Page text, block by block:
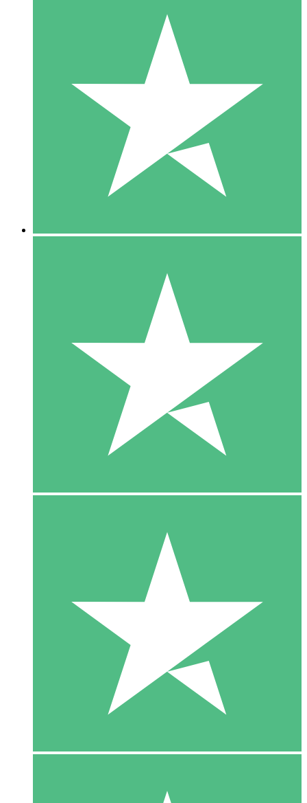
Individuella Kreditpaket
Betala per användning med nedladdningskrediter. Inget
1 Nedladdningar
10 00
10 Nedladdningar
20 00